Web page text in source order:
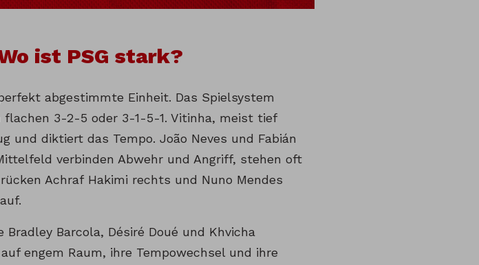
ist PSG stark?
abgestimmte Einheit. Das Spielsystem
3-2-5 oder 3-1-5-1. Vitinha, meist tief
und diktiert das Tempo. João Neves und Fabián
verbinden Abwehr und Angriff, stehen oft
Achraf Hakimi rechts und Nuno Mendes
Barcola, Désiré Doué und Khvicha
engem Raum, ihre Tempowechsel und ihre